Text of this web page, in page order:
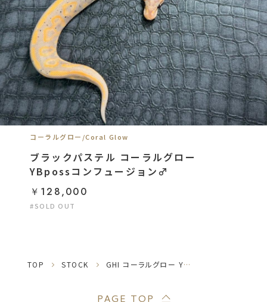
コーラルグロー/Coral Glow
ブラックパステル コーラルグロー
YBpossコンフュージョン♂
￥128,000
#SOLD OUT
TOP STOCK GHI コーラルグロー YB♀
PAGE TOP